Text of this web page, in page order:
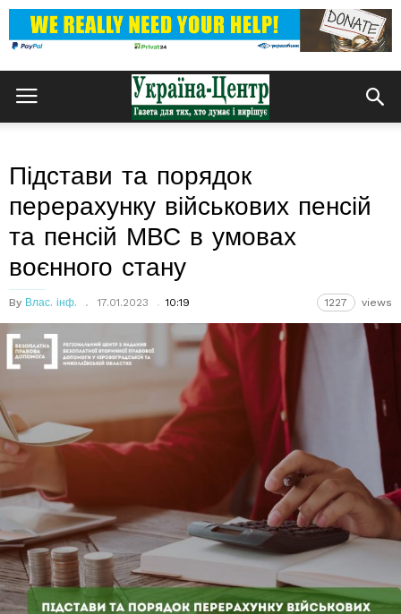
Підстави та порядок
перерахунку військових пенсій
та пенсій МВС в умовах
воєнного стану
By Влас. інф. 17.01.2023 10:19 1227 views